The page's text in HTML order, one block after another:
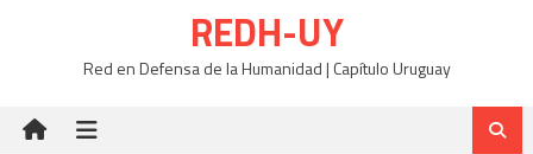
REDH-UY
Red en Defensa de la Humanidad | Capítulo Uruguay